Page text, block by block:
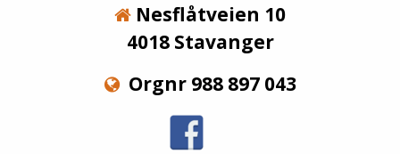
Nesflåtveien 10
4018 Stavanger
Orgnr 988 897 043